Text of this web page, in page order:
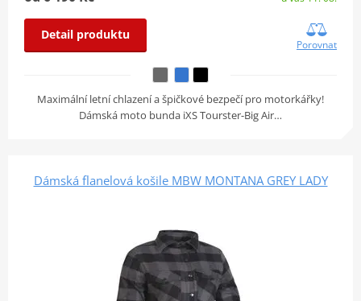
Detail produktu
Porovnat
Maximální letní chlazení a špičkové bezpečí pro motorkářky!
Dámská moto bunda iXS Tourster-Big Air…
Dámská flanelová košile MBW MONTANA GREY LADY